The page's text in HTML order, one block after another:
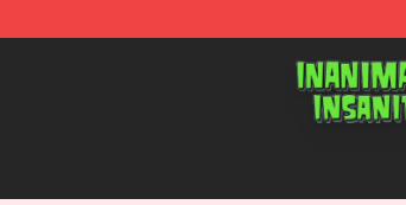
Inanimate Insanity Store - Official